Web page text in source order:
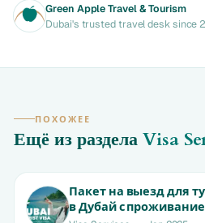
Green Apple Travel & Tourism
Dubai's trusted travel desk since
ПОХОЖЕЕ
Ещё из раздела Visa
Пакет на выезд для
в Дубай с